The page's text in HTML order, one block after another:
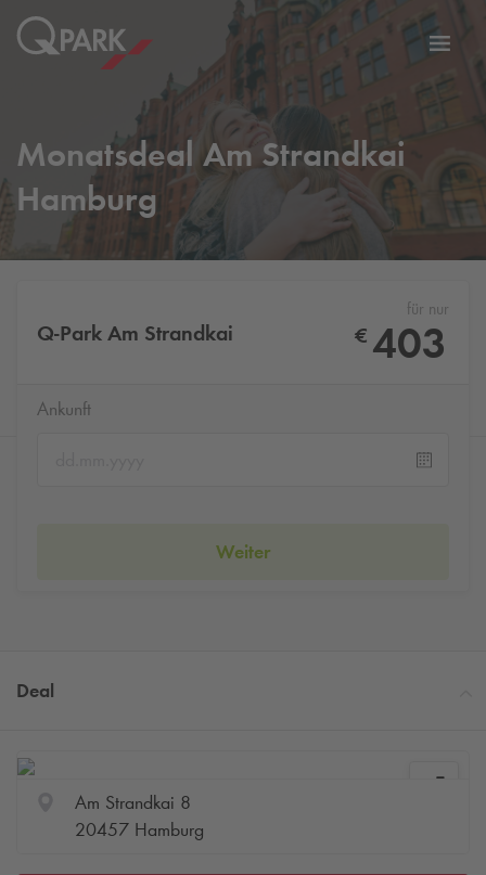
Zur
Monatsdeal Am Strandkai
Hamburg
Q-Park Am Strandkai
für nur
€ 403
Ankunft
Weiter
Deal
Am Strandkai 8
20457 Hamburg